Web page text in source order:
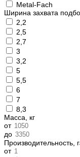
Metal-Fach
Ширина захвата
2,2
2,5
2,7
3
3,2
5
5,5
6
7
8,3
Масса, кг
от
до
Производительность,
от